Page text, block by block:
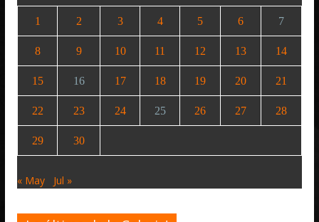
1 2 3 4 5 6 7
8 9 10 11 12 13 14
15 16 17 18 19 20 21
22 23 24 25 26 27 28
29 30
« May Jul »